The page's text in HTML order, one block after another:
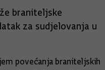
braniteljske
za sudjelovanja u
povećanja braniteljskih